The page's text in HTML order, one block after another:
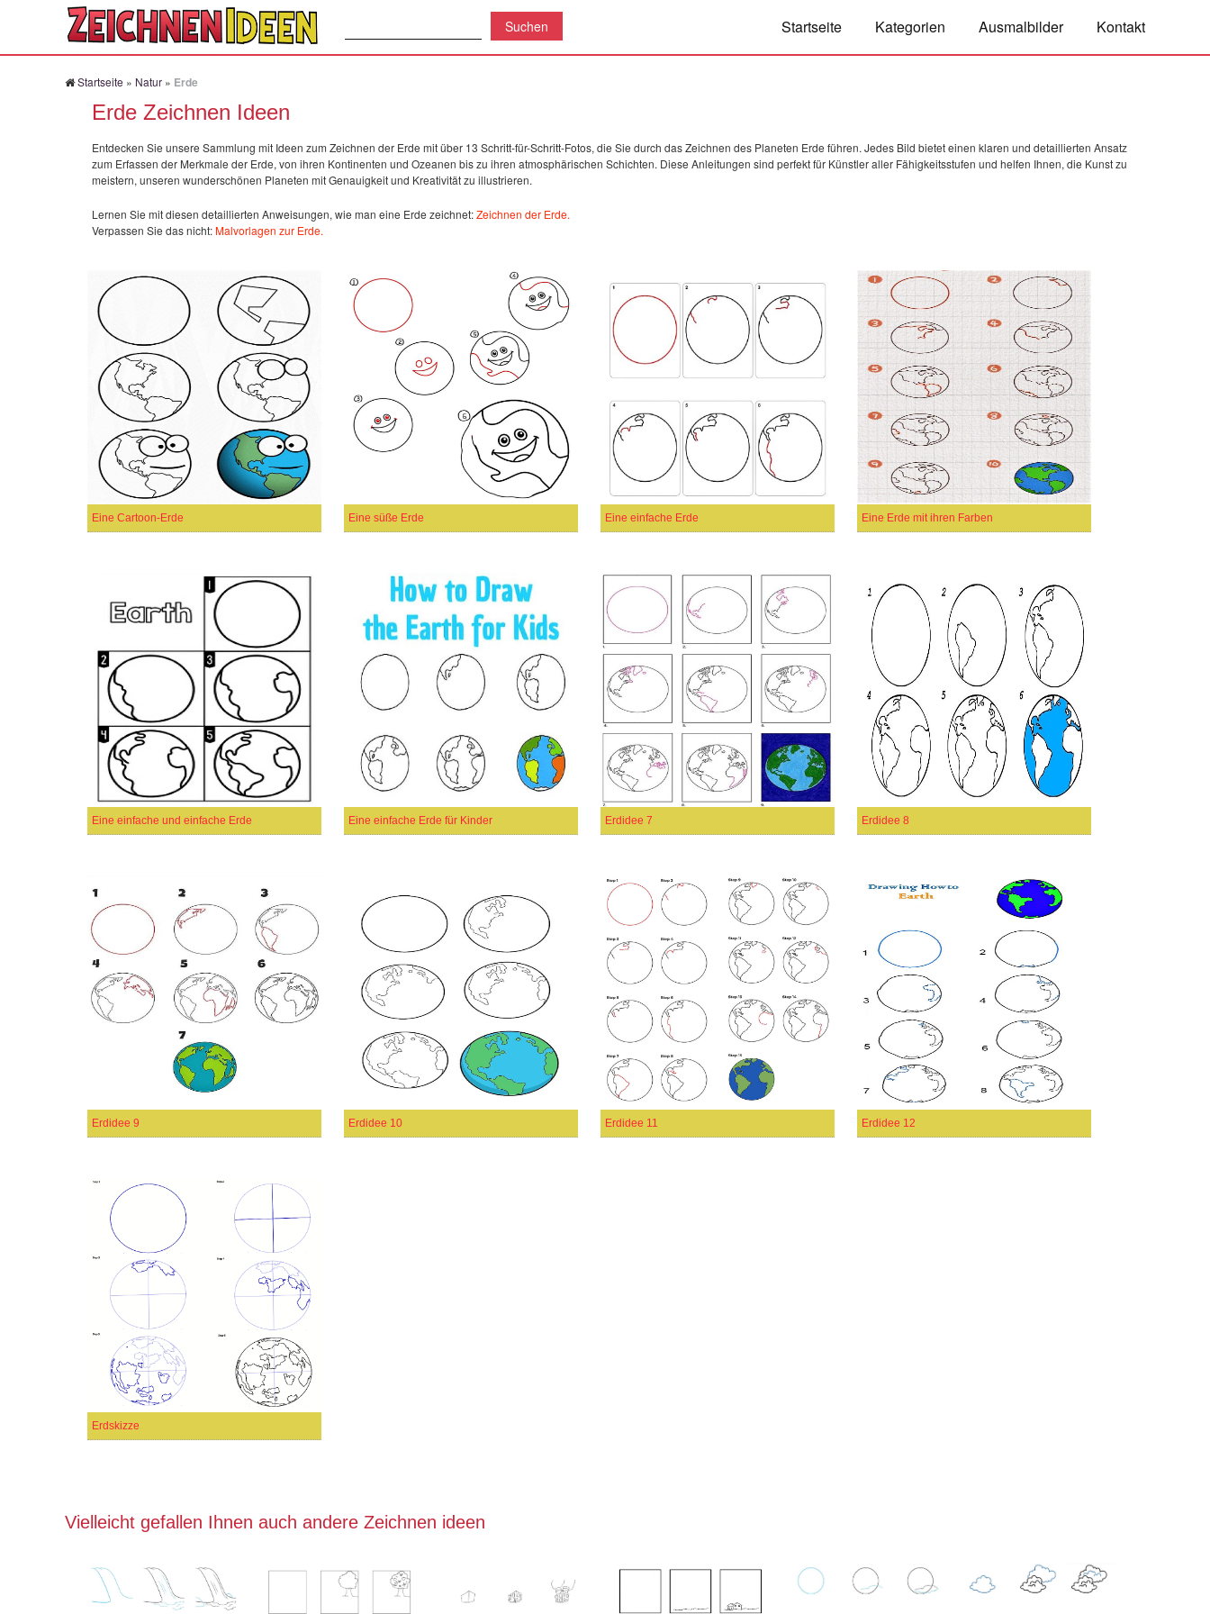
Startseite Kategorien Ausmalbilder Kontakt
Startseite » Natur » Erde
Erde Zeichnen Ideen
Entdecken Sie unsere Sammlung mit Ideen zum Zeichnen der Erde mit über 13 Schritt-für-Schritt-Fotos, die Sie durch das Zeichnen des Planeten Erde führen. Jedes Bild bietet einen klaren und detaillierten Ansatz
zum Erfassen der Merkmale der Erde, von ihren Kontinenten und Ozeanen bis zu ihren atmosphärischen Schichten. Diese Anleitungen sind perfekt für Künstler aller Fähigkeitsstufen und helfen Ihnen, die Kunst zu
meistern, unseren wunderschönen Planeten mit Genauigkeit und Kreativität zu illustrieren.
Lernen Sie mit diesen detaillierten Anweisungen, wie man eine Erde zeichnet:Zeichnen der Erde.
Verpassen Sie das nicht:Malvorlagen zur Erde.
Eine Cartoon-Erde Eine süße Erde Eine einfache Erde Eine Erde mit ihren Farben
Eine einfache und einfache Erde Eine einfache Erde für Kinder Erdidee 7 Erdidee 8
Erdidee 9 Erdidee 10 Erdidee 11 Erdidee 12
Erdskizze
Vielleicht gefallen Ihnen auch andere Zeichnen ideen